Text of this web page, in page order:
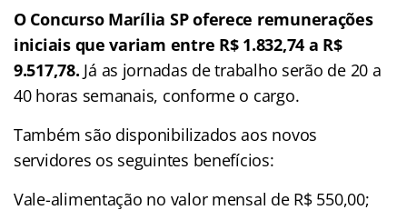
O Concurso Marília SP oferece remunerações
iniciais que variam entre R$ 1.832,74 a R$
9.517,78. Já as jornadas de trabalho serão de 20 a
40 horas semanais, conforme o cargo.
Também são disponibilizados aos novos
servidores os seguintes benefícios:
Vale-alimentação no valor mensal de R$ 550,00;